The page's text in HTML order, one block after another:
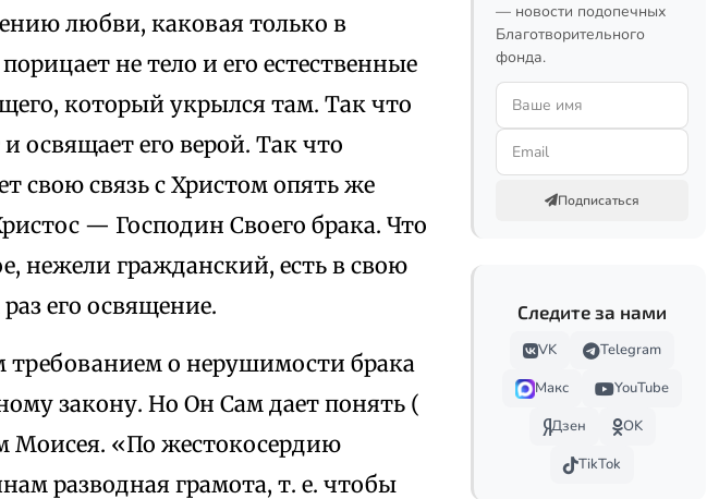
любви, каковая только в
не тело и его естественные
который укрылся там. Так что
освящает его верой. Так что
свою связь с Христом опять же
— Господин Своего брака. Что
нежели гражданский, есть в свою
его освящение.
требованием о нерушимости брака
закону. Но Он Сам дает понять (
Моисея. «По жестокосердию
разводная грамота, т. е. чтобы
— новости подопечных
Благотворительного
фонда.
Подписаться
Следите за нами
VK
Telegram
Макс
YouTube
Дзен
OK
TikTok